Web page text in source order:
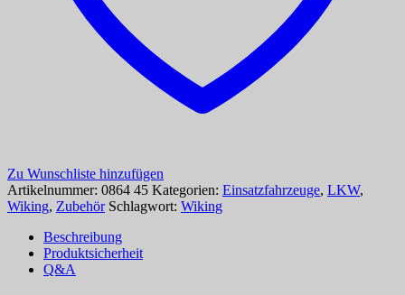
Zu Wunschliste hinzufügen
Artikelnummer: 0864 45 Kategorien: Einsatzfahrzeuge, LKW,
Wiking, Zubehör Schlagwort: Wiking
Beschreibung
Produktsicherheit
Q&A